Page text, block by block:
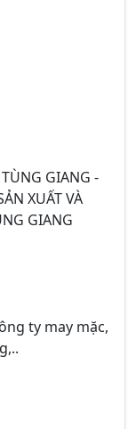
TÙNG GIANG -
XUẤT VÀ
GIANG
ty may mặc,